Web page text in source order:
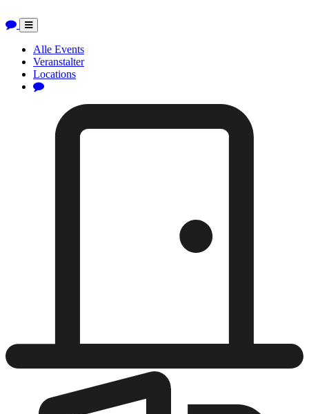
Toggle
navigation
Alle Events
Veranstalter
Locations